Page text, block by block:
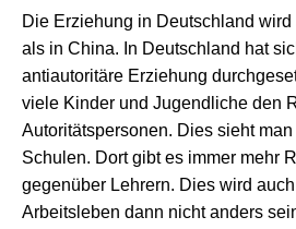
Die Erziehung in Deutschland
als in China. In Deutschland hat
antiautoritäre Erziehung
viele Kinder und Jugendliche den
Autoritätspersonen. Dies sieht
Schulen. Dort gibt es immer mehr
gegenüber Lehrern. Dies wird
Arbeitsleben dann nicht anders